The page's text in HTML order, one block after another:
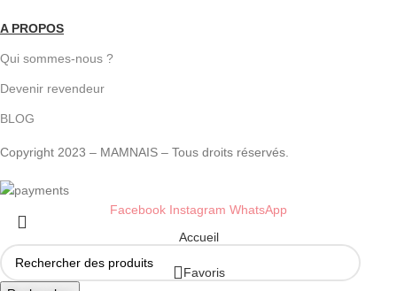
A PROPOS
Qui sommes-nous ?
Devenir revendeur
BLOG
Copyright 2023 – MAMNAIS – Tous droits réservés.
Facebook Instagram WhatsApp
Accueil
Favoris